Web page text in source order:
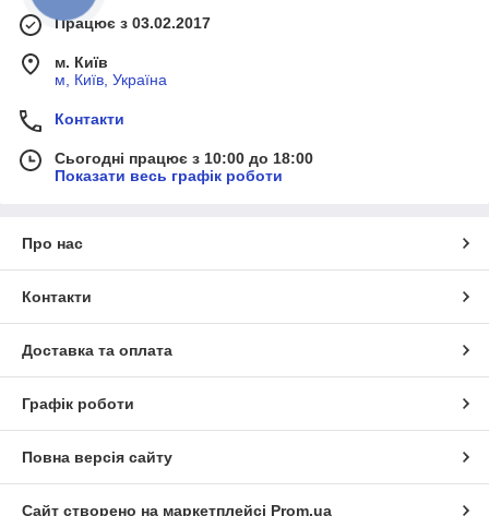
Працює з 03.02.2017
м. Київ
м, Київ, Україна
Контакти
Сьогодні працює з 10:00 до 18:00
Показати весь графік роботи
Про нас
Контакти
Доставка та оплата
Графік роботи
Повна версія сайту
Сайт створено на маркетплейсі Prom.ua